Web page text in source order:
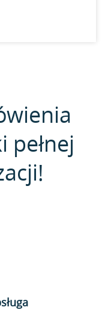
pełnej